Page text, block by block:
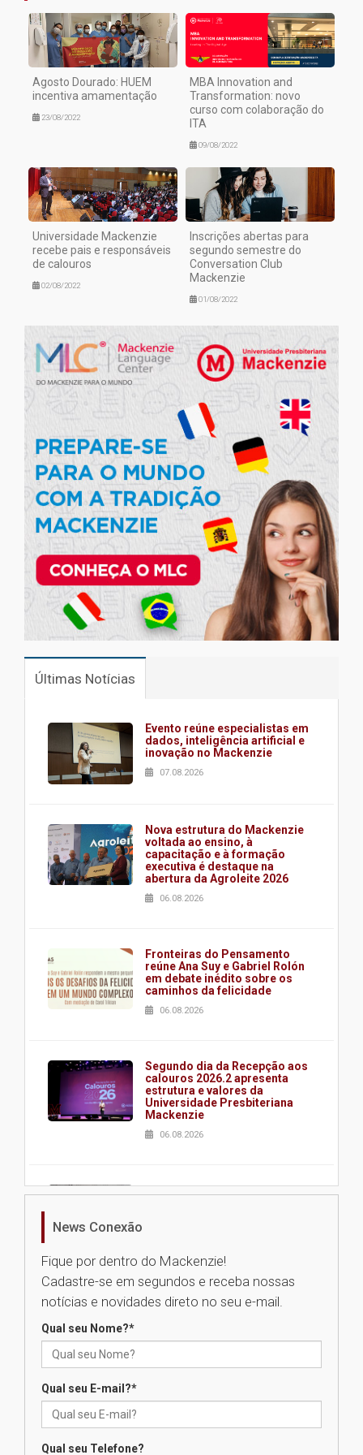
Agosto Dourado: HUEM
incentiva amamentação
23/08/2022
MBA Innovation and
Transformation: novo
curso com colaboração do
ITA
09/08/2022
Universidade Mackenzie
recebe pais e responsáveis
de calouros
02/08/2022
Inscrições abertas para
segundo semestre do
Conversation Club
Mackenzie
01/08/2022
Últimas Notícias
Evento reúne especialistas em
dados, inteligência artificial e
inovação no Mackenzie
07.08.2026
Nova estrutura do Mackenzie
voltada ao ensino, à
capacitação e à formação
executiva é destaque na
abertura da Agroleite 2026
06.08.2026
Fronteiras do Pensamento
reúne Ana Suy e Gabriel Rolón
em debate inédito sobre os
caminhos da felicidade
06.08.2026
Segundo dia da Recepção aos
calouros 2026.2 apresenta
estrutura e valores da
Universidade Presbiteriana
Mackenzie
06.08.2026
Nova apresentação do Centro
Universidade Mackenzie
realizará nova edição da Feira
das novas tecnologias em
News Conexão
Fique por dentro do Mackenzie!
Cadastre-se em segundos e receba nossas
notícias e novidades direto no seu e-mail.
Qual seu Nome?*
Qual seu E-mail?*
Qual seu Telefone?